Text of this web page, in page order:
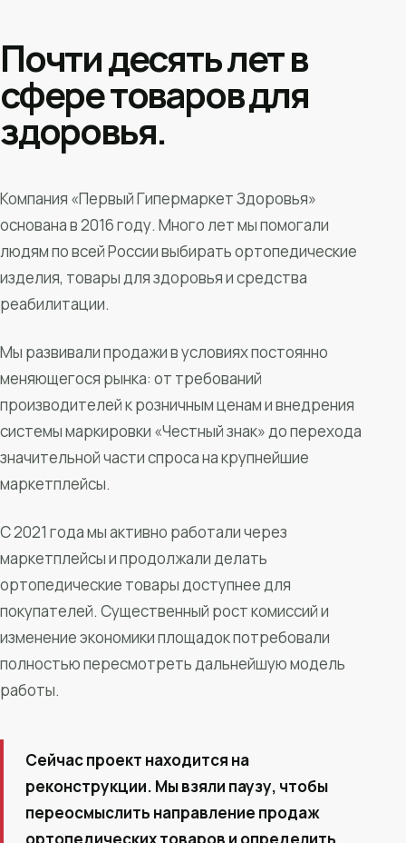
Почти десять лет в
сфере товаров для
здоровья.
Компания «Первый Гипермаркет Здоровья»
основана в 2016 году. Много лет мы помогали
людям по всей России выбирать ортопедические
изделия, товары для здоровья и средства
реабилитации.
Мы развивали продажи в условиях постоянно
меняющегося рынка: от требований
производителей к розничным ценам и внедрения
системы маркировки «Честный знак» до перехода
значительной части спроса на крупнейшие
маркетплейсы.
С 2021 года мы активно работали через
маркетплейсы и продолжали делать
ортопедические товары доступнее для
покупателей. Существенный рост комиссий и
изменение экономики площадок потребовали
полностью пересмотреть дальнейшую модель
работы.
Сейчас проект находится на
реконструкции. Мы взяли паузу, чтобы
переосмыслить направление продаж